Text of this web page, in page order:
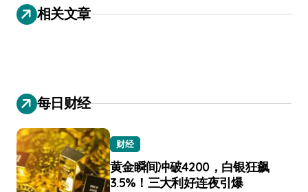
航 相关文章
每日财经
财经
黄金瞬间冲破4200，白银狂飙
3.5%！三大利好连夜引爆